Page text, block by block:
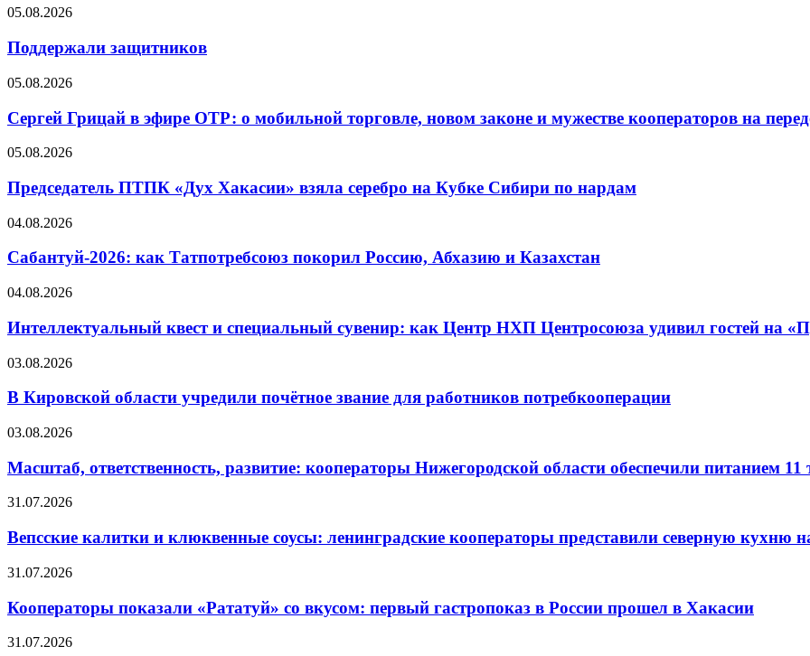
05.08.2026
Поддержали защитников
05.08.2026
Сергей Грицай в эфире ОТР: о мобильной торговле, новом законе и мужестве кооператоров на
05.08.2026
Председатель ПТПК «Дух Хакасии» взяла серебро на Кубке Сибири по нардам
04.08.2026
Сабантуй-2026: как Татпотребсоюз покорил Россию, Абхазию и Казахстан
04.08.2026
Интеллектуальный квест и специальный сувенир: как Центр НХП Центросоюза удивил гостей на
03.08.2026
В Кировской области учредили почётное звание для работников потребкооперации
03.08.2026
Масштаб, ответственность, развитие: кооператоры Нижегородской области обеспечили питанием
31.07.2026
Вепсские калитки и клюквенные соусы: ленинградские кооператоры представили северную кухню
31.07.2026
Кооператоры показали «Рататуй» со вкусом: первый гастропоказ в России прошел в Хакасии
31.07.2026